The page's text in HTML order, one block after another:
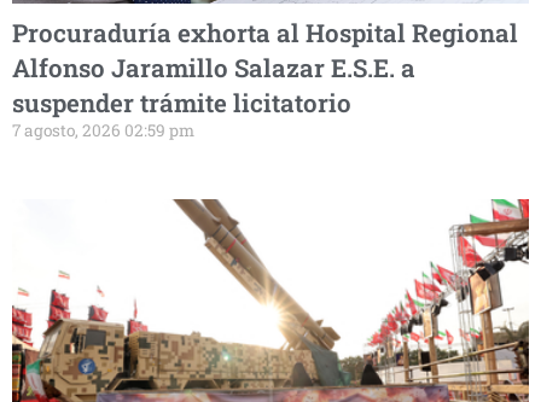
Procuraduría exhorta al Hospital Regional
Alfonso Jaramillo Salazar E.S.E. a
suspender trámite licitatorio
7 agosto, 2026 02:59 pm